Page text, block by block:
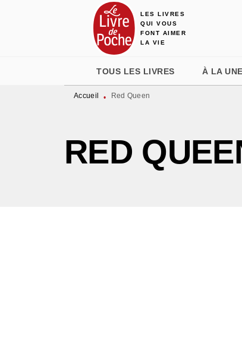
MENU RECHERCHE
LES LIVRES
QUI VOUS
FONT AIMER
LA VIE
TOUS LES LIVRES À LA UNE
Accueil • Red Queen
RED